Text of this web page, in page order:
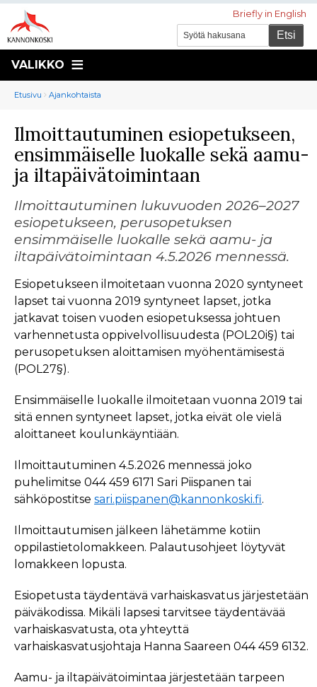
Briefly in English
VALIKKO
Murupolku
You
here:
Etusivu Ajankohtaista
Ilmoittautuminen esiopetukseen,
ensimmäiselle luokalle sekä aamu-
ja iltapäivätoimintaan
Ilmoittautuminen lukuvuoden 2026–2027
esiopetukseen, perusopetuksen
ensimmäiselle luokalle sekä aamu- ja
iltapäivätoimintaan 4.5.2026 mennessä.
Esiopetukseen ilmoitetaan vuonna 2020 syntyneet
lapset tai vuonna 2019 syntyneet lapset, jotka
jatkavat toisen vuoden esiopetuksessa johtuen
varhennetusta oppivelvollisuudesta (POL20i§) tai
perusopetuksen aloittamisen myöhentämisestä
(POL27§).
Ensimmäiselle luokalle ilmoitetaan vuonna 2019 tai
sitä ennen syntyneet lapset, jotka eivät ole vielä
aloittaneet koulunkäyntiään.
Ilmoittautuminen 4.5.2026 mennessä joko
puhelimitse 044 459 6171 Sari Piispanen tai
sähköpostitse sari.piispanen@kannonkoski.fi.
Ilmoittautumisen jälkeen lähetämme kotiin
oppilastietolomakkeen. Palautusohjeet löytyvät
lomakkeen lopusta.
Esiopetusta täydentävä varhaiskasvatus järjestetään
päiväkodissa. Mikäli lapsesi tarvitsee täydentävää
varhaiskasvatusta, ota yhteyttä
varhaiskasvatusjohtaja Hanna Saareen 044 459 6132.
Aamu- ja iltapäivätoimintaa järjestetään tarpeen